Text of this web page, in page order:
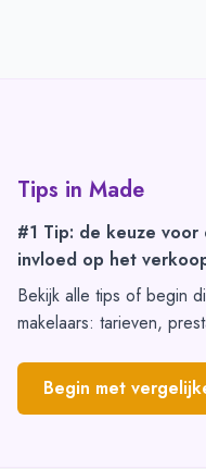
Tips in Made
#1 Tip: de keuze
invloed op het
Bekijk alle tips of begin
makelaars: tarieven,
Begin met